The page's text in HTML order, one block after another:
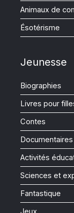
Animaux de
Ésotérisme
Jeunesse
Biographies
Livres pour
Contes
Documentaires
Activités
Sciences et
Fantastique